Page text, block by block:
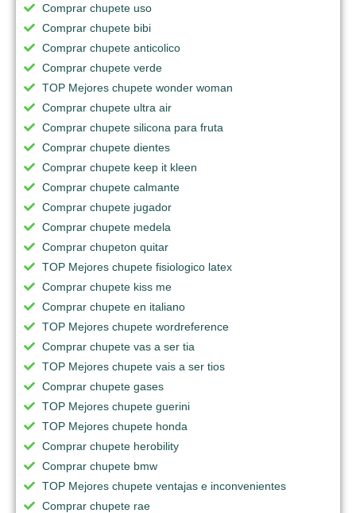
Comprar chupete uso
Comprar chupete bibi
Comprar chupete anticolico
Comprar chupete verde
TOP Mejores chupete wonder woman
Comprar chupete ultra air
Comprar chupete silicona para fruta
Comprar chupete dientes
Comprar chupete keep it kleen
Comprar chupete calmante
Comprar chupete jugador
Comprar chupete medela
Comprar chupeton quitar
TOP Mejores chupete fisiologico latex
Comprar chupete kiss me
Comprar chupete en italiano
TOP Mejores chupete wordreference
Comprar chupete vas a ser tia
TOP Mejores chupete vais a ser tios
Comprar chupete gases
TOP Mejores chupete guerini
TOP Mejores chupete honda
Comprar chupete herobility
Comprar chupete bmw
TOP Mejores chupete ventajas e inconvenientes
Comprar chupete rae